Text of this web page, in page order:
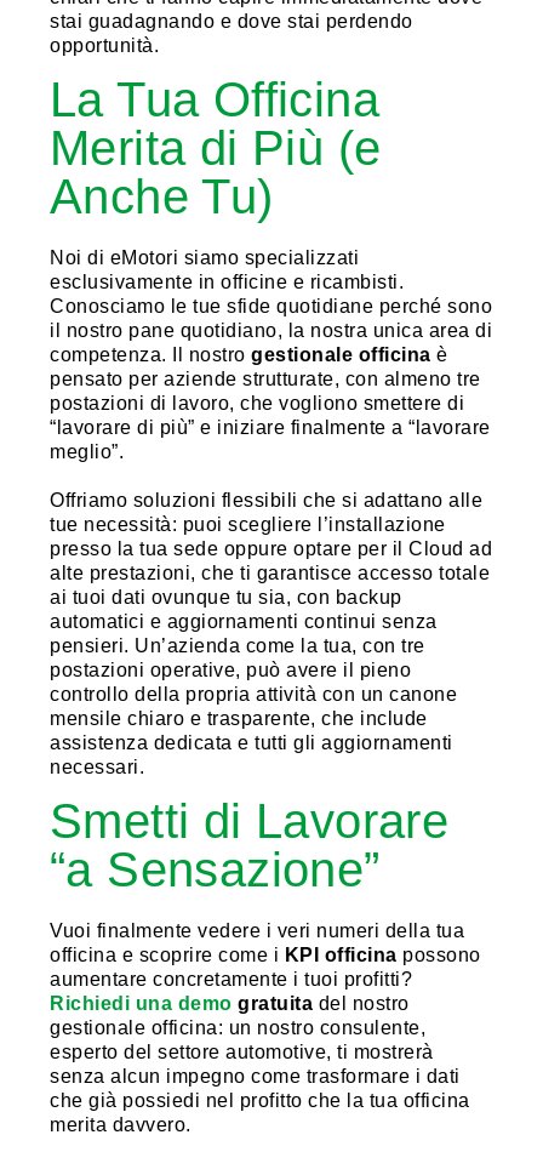
stai guadagnando e dove stai perdendo
opportunità.
La Tua Officina
Merita di Più (e
Anche Tu)
Noi di eMotori siamo specializzati
esclusivamente in officine e ricambisti.
Conosciamo le tue sfide quotidiane perché sono
il nostro pane quotidiano, la nostra unica area di
competenza. Il nostro gestionale officina è
pensato per aziende strutturate, con almeno tre
postazioni di lavoro, che vogliono smettere di
“lavorare di più” e iniziare finalmente a “lavorare
meglio”.
Offriamo soluzioni flessibili che si adattano alle
tue necessità: puoi scegliere l’installazione
presso la tua sede oppure optare per il Cloud ad
alte prestazioni, che ti garantisce accesso totale
ai tuoi dati ovunque tu sia, con backup
automatici e aggiornamenti continui senza
pensieri. Un’azienda come la tua, con tre
postazioni operative, può avere il pieno
controllo della propria attività con un canone
mensile chiaro e trasparente, che include
assistenza dedicata e tutti gli aggiornamenti
necessari.
Smetti di Lavorare
“a Sensazione”
Vuoi finalmente vedere i veri numeri della tua
officina e scoprire come i KPI officina possono
aumentare concretamente i tuoi profitti?
Richiedi una demo gratuita del nostro
gestionale officina: un nostro consulente,
esperto del settore automotive, ti mostrerà
senza alcun impegno come trasformare i dati
che già possiedi nel profitto che la tua officina
merita davvero.